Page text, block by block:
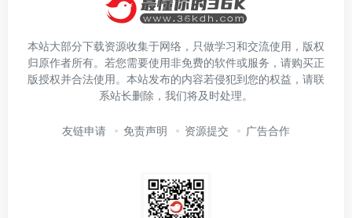
本站大部分下载资源收集于网络，只做学习和交流使用，版权
归原作者所有。若您需要使用非免费的软件或服务，请购买正
版授权并合法使用。本站发布的内容若侵犯到您的权益，请联
系站长删除，我们将及时处理。
友链申请 免责声明 资源提交 广告合作